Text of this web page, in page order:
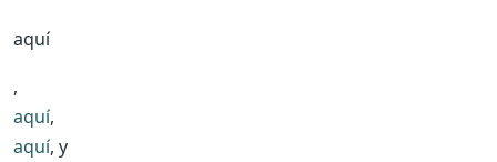
aquí
,
aquí,
aquí, y